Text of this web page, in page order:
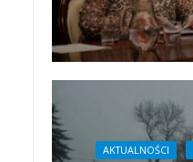
AKTUALNOŚCI